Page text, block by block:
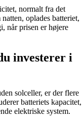
normalt fra det
oplades batteriet,
når prisen er højere
investerer i
solceller, er der flere
batteriets kapacitet,
elektriske system.